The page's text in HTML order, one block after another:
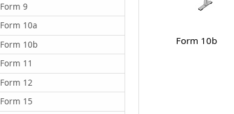
Form 9
Form 10a
Form 10b
Form 11
Form 12
Form 15
Form 10b